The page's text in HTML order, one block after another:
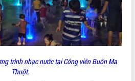
trình nhạc nước tại Công viên Buôn Ma
Thuột.